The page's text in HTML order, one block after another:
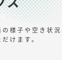
様子や空き状
けます。